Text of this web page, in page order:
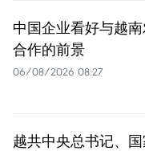
中国企业看好与越
合作的前景
06/08/2026 08:27
越共中央总书记、